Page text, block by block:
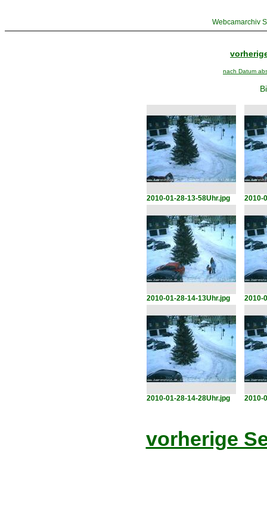
Webcamarchiv
nach Datum
2010-01-28-13-58Uhr.jpg 2010-
2010-01-28-14-13Uhr.jpg 2010-
2010-01-28-14-28Uhr.jpg 2010-
vorherige